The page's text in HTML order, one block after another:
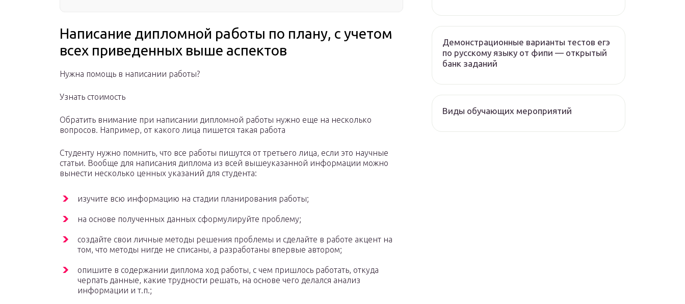
Написание дипломной работы по плану, с учетом
всех приведенных выше аспектов
Нужна помощь в написании работы?
Узнать стоимость
Обратить внимание при написании дипломной работы нужно еще на несколько
вопросов. Например, от какого лица пишется такая работа
Студенту нужно помнить, что все работы пишутся от третьего лица, если это научные
статьи. Вообще для написания диплома из всей вышеуказанной информации можно
вынести несколько ценных указаний для студента:
изучите всю информацию на стадии планирования работы;
на основе полученных данных сформулируйте проблему;
создайте свои личные методы решения проблемы и сделайте в работе акцент на
том, что методы нигде не списаны, а разработаны впервые автором;
опишите в содержании диплома ход работы, с чем пришлось работать, откуда
черпать данные, какие трудности решать, на основе чего делался анализ
информации и т.п.;
Демонстрационные варианты тестов егэ
по русскому языку от фипи — открытый
банк заданий
Виды обучающих мероприятий